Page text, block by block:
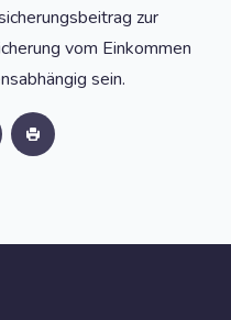
zur
vom Einkommen
sein.